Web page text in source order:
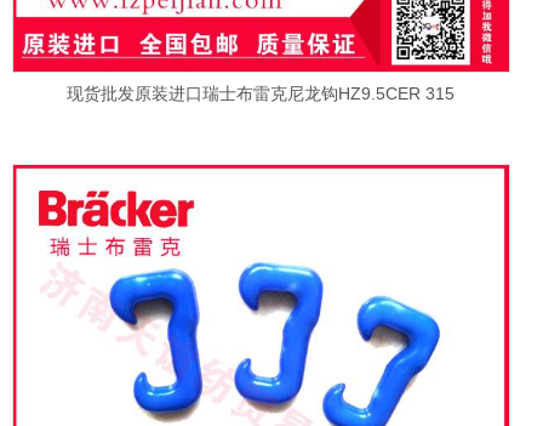
现货批发原装进口瑞士布雷克尼龙钩HZ9.5CER 315